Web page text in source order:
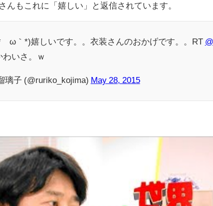
んもこれに「嬉しい」と返信されています。
｀*)嬉しいです。。衣装さんのおかげです。。RT
わいさ。ｗ
璃子 (@ruriko_kojima) May 28, 2015